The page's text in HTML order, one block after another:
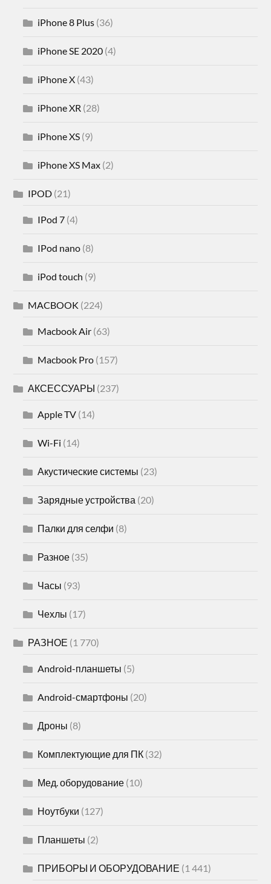
iPhone 8 Plus (36)
iPhone SE 2020 (4)
iPhone X (43)
iPhone XR (28)
iPhone XS (9)
iPhone XS Max (2)
IPOD (21)
IPod 7 (4)
IPod nano (8)
iPod touch (9)
MACBOOK (224)
Macbook Air (63)
Macbook Pro (157)
АКСЕССУАРЫ (237)
Apple TV (14)
Wi-Fi (14)
Акустические системы (23)
Зарядные устройства (20)
Палки для селфи (8)
Разное (35)
Часы (93)
Чехлы (17)
РАЗНОЕ (1 770)
Android-планшеты (5)
Android-смартфоны (20)
Дроны (8)
Комплектующие для ПК (32)
Мед. оборудование (10)
Ноутбуки (127)
Планшеты (2)
ПРИБОРЫ И ОБОРУДОВАНИЕ (1 441)